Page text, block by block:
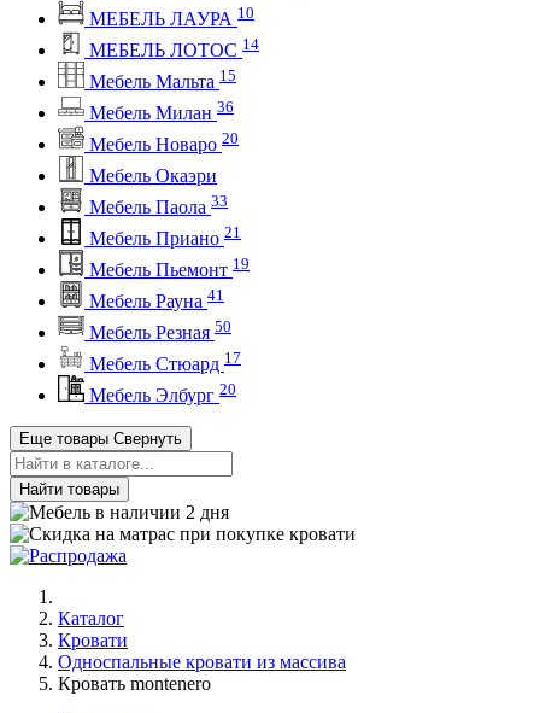
МЕБЕЛЬ ЛАУРА 10
МЕБЕЛЬ ЛОТОС 14
Мебель Мальта 15
Мебель Милан 36
Мебель Новаро 20
Мебель Окаэри
Мебель Паола 33
Мебель Приано 21
Мебель Пьемонт 19
Мебель Рауна 41
Мебель Резная 50
Мебель Стюард 17
Мебель Элбург 20
Еще товары Свернуть
Найти товары
Каталог
Кровати
Односпальные кровати из массива
Кровать montenero